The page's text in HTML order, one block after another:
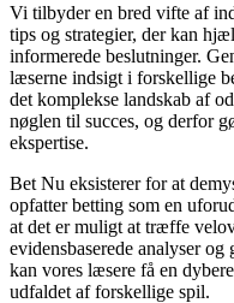
Vi tilbyder en bred vifte af
tips og strategier, der kan
informerede beslutninger.
læserne indsigt i forskellige
det komplekse landskab af
nøglen til succes, og derfor
ekspertise.
Bet Nu eksisterer for at
opfatter betting som en
at det er muligt at træffe
evidensbaserede analyser
kan vores læsere få en
udfaldet af forskellige spil.